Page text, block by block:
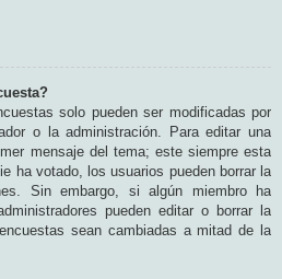
solo pueden ser modificadas por
o la administración. Para editar una
mensaje del tema; este siempre esta
ha votado, los usuarios pueden borrar la
Sin embargo, si algún miembro ha
pueden editar o borrar la
sean cambiadas a mitad de la